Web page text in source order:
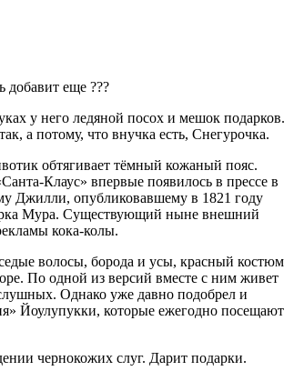
добавит еще ???
у него ледяной посох и мешок подарков.
а потому, что внучка есть, Снегурочка.
обтягивает тёмный кожаный пояс.
Клаус» впервые появилось в прессе в
Джилли, опубликовавшему в 1821 году
Мура. Существующий ныне внешний
кока-колы.
волосы, борода и усы, красный костюм
По одной из версий вместе с ним живет
Однако уже давно подобрел и
Йоулупукки, которые ежегодно посещают
чернокожих слуг. Дарит подарки.